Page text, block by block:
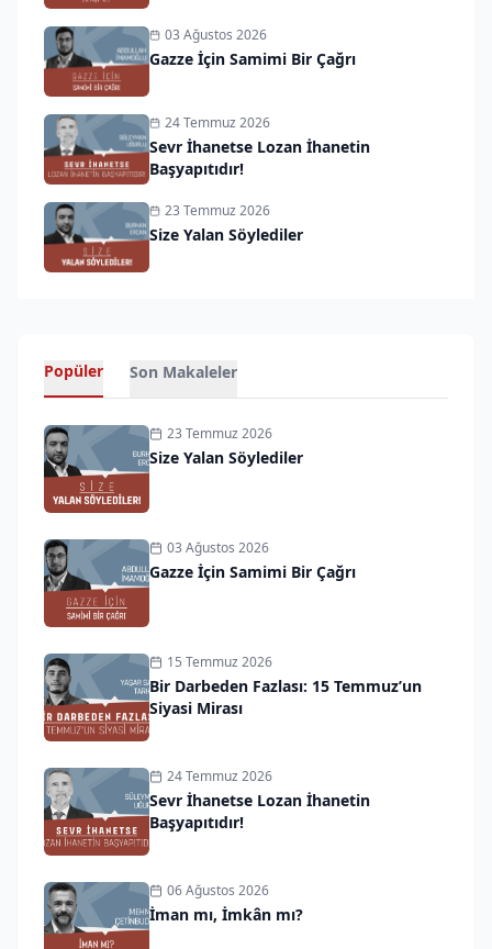
03 Ağustos 2026
Gazze İçin Samimi Bir Çağrı
24 Temmuz 2026
Sevr İhanetse Lozan İhanetin
Başyapıtıdır!
23 Temmuz 2026
Size Yalan Söylediler
Popüler Son Makaleler
23 Temmuz 2026
Size Yalan Söylediler
03 Ağustos 2026
Gazze İçin Samimi Bir Çağrı
15 Temmuz 2026
Bir Darbeden Fazlası: 15 Temmuz’un
Siyasi Mirası
24 Temmuz 2026
Sevr İhanetse Lozan İhanetin
Başyapıtıdır!
06 Ağustos 2026
İman mı, İmkân mı?